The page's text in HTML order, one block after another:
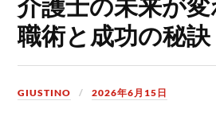
職術と成功の秘訣
GIUSTINO 2026年6月15日